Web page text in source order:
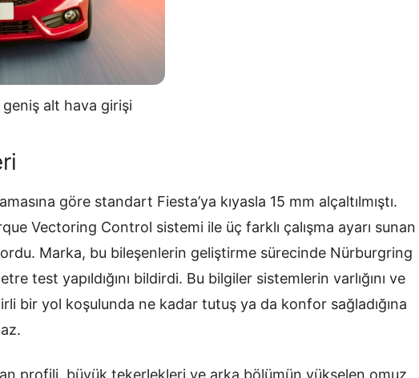
geniş alt hava girişi
göre standart Fiesta’ya kıyasla 15 mm alçaltılmıştı.
Vectoring Control sistemi ile üç farklı çalışma ayarı sunan
Marka, bu bileşenlerin geliştirme sürecinde Nürburgring
test yapıldığını bildirdi. Bu bilgiler sistemlerin varlığını ve
bir yol koşulunda ne kadar tutuş ya da konfor sağladığına
profili, büyük tekerlekleri ve arka bölümün yükselen omuz